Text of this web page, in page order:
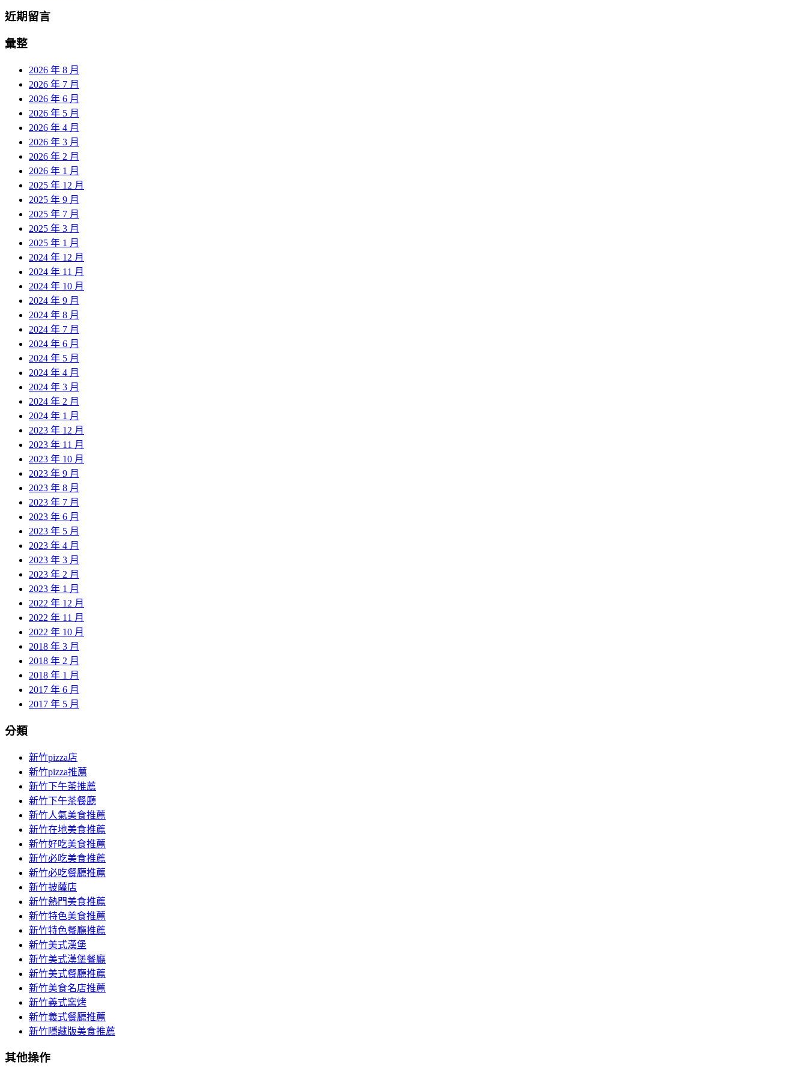
近期留言
彙整
2026 年 8 月
2026 年 7 月
2026 年 6 月
2026 年 5 月
2026 年 4 月
2026 年 3 月
2026 年 2 月
2026 年 1 月
2025 年 12 月
2025 年 9 月
2025 年 7 月
2025 年 3 月
2025 年 1 月
2024 年 12 月
2024 年 11 月
2024 年 10 月
2024 年 9 月
2024 年 8 月
2024 年 7 月
2024 年 6 月
2024 年 5 月
2024 年 4 月
2024 年 3 月
2024 年 2 月
2024 年 1 月
2023 年 12 月
2023 年 11 月
2023 年 10 月
2023 年 9 月
2023 年 8 月
2023 年 7 月
2023 年 6 月
2023 年 5 月
2023 年 4 月
2023 年 3 月
2023 年 2 月
2023 年 1 月
2022 年 12 月
2022 年 11 月
2022 年 10 月
2018 年 3 月
2018 年 2 月
2018 年 1 月
2017 年 6 月
2017 年 5 月
分類
新竹pizza店
新竹pizza推薦
新竹下午茶推薦
新竹下午茶餐廳
新竹人氣美食推薦
新竹在地美食推薦
新竹好吃美食推薦
新竹必吃美食推薦
新竹必吃餐廳推薦
新竹披薩店
新竹熱門美食推薦
新竹特色美食推薦
新竹特色餐廳推薦
新竹美式漢堡
新竹美式漢堡餐廳
新竹美式餐廳推薦
新竹美食名店推薦
新竹義式窯烤
新竹義式餐廳推薦
新竹隱藏版美食推薦
其他操作